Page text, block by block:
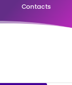
Contacts